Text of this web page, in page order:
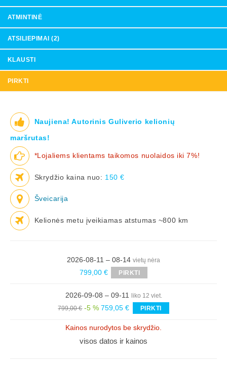
ATMINTINĖ
ATSILIEPIMAI (2)
KLAUSTI
PIRKTI
Naujiena! Autorinis Guliverio kelionių
maršrutas!
*Lojaliems klientams taikomos nuolaidos iki 7%!
Skrydžio kaina nuo: 150 €
Šveicarija
Kelionės metu įveikiamas atstumas ~800 km
2026-08-11 – 08-14 vietų nėra
799,00 € PIRKTI
2026-09-08 – 09-11 liko 12 viet.
799,00 € -5 % 759,05 € PIRKTI
Kainos nurodytos be skrydžio.
visos datos ir kainos